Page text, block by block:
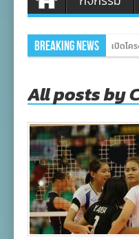
Breaking News เปิดโค
All posts by